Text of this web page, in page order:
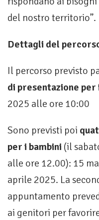
del nostro territorio”.
Dettagli del
Il percorso previsto
di presentazione
2025 alle ore 10:00
Sono previsti poi
per i bambini (il
alle ore 12.00): 15
aprile 2025. La
appuntamento
ai genitori per